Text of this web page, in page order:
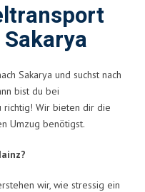
Sakarya und suchst nach
bist du bei
richtig! Wir bieten dir die
Umzug benötigst.
wir, wie stressig ein